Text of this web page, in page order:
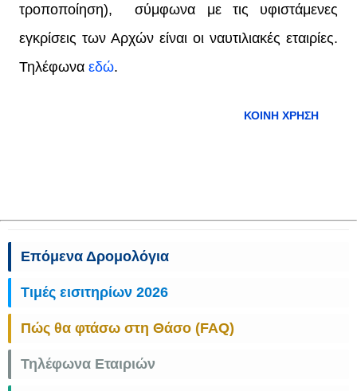
τροποποίηση), σύμφωνα με τις υφιστάμενες
εγκρίσεις των Αρχών είναι οι ναυτιλιακές εταιρίες.
Τηλέφωνα εδώ.
ΚΟΙΝΉ ΧΡΉΣΗ
Επόμενα Δρομολόγια
Τιμές εισιτηρίων 2026
Πώς θα φτάσω στη Θάσο (FAQ)
Τηλέφωνα Εταιριών